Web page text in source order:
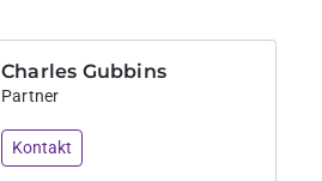
Charles Gubbins
Partner
Kontakt